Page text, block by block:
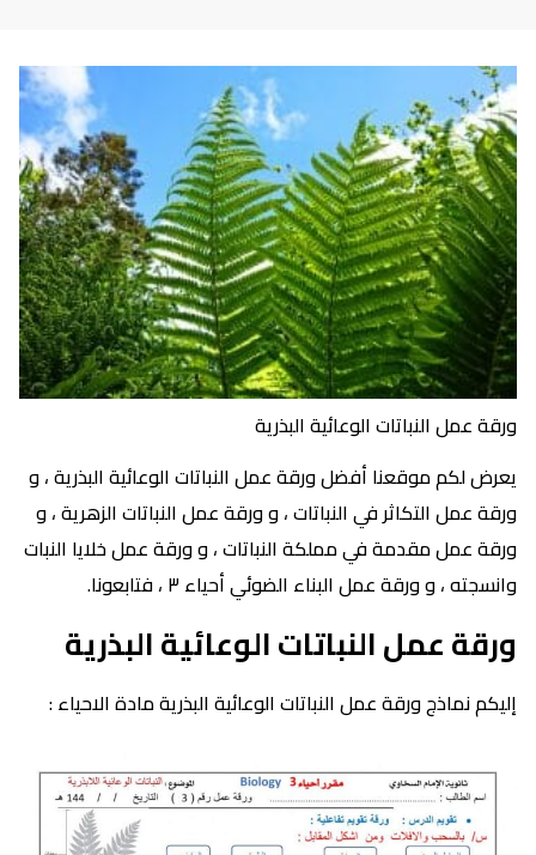
ورقة عمل النباتات الوعائية البذرية
يعرض لكم موقعنا أفضل ورقة عمل النباتات الوعائية البذرية ، و
ورقة عمل التكاثر في النباتات ، و ورقة عمل النباتات الزهرية ، و
ورقة عمل مقدمة في مملكة النباتات ، و ورقة عمل خلايا النبات
وانسجته ، و ورقة عمل البناء الضوئي أحياء ٣ ، فتابعونا.
ورقة عمل النباتات الوعائية البذرية
إليكم نماذج ورقة عمل النباتات الوعائية البذرية مادة الاحياء :